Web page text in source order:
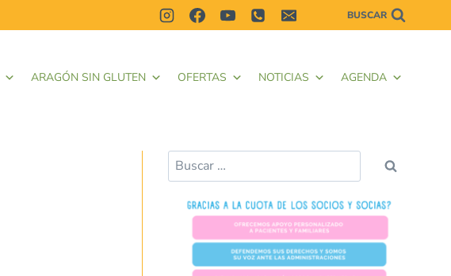
BUSCAR
ARAGÓN SIN GLUTEN OFERTAS NOTICIAS AGENDA
Buscar: